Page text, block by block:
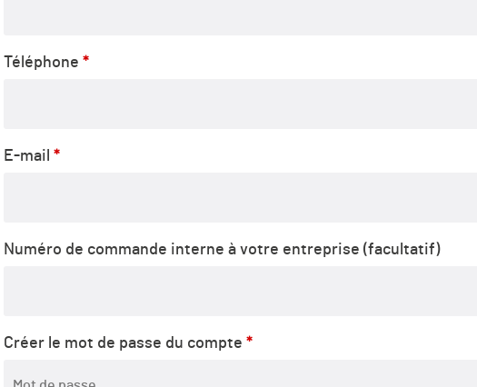
Téléphone *
E-mail *
Numéro de commande interne à votre entreprise (facultatif)
Créer le mot de passe du compte *